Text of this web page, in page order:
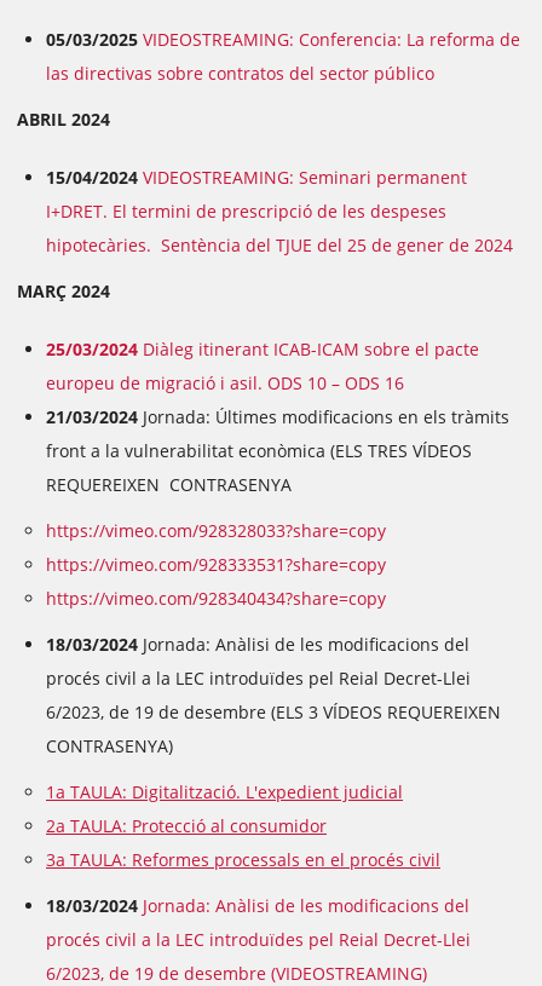
05/03/2025 VIDEOSTREAMING: Conferencia: La reforma de
las directivas sobre contratos del sector público
ABRIL 2024
15/04/2024 VIDEOSTREAMING: Seminari permanent
I+DRET. El termini de prescripció de les despeses
hipotecàries. Sentència del TJUE del 25 de gener de 2024
MARÇ 2024
25/03/2024 Diàleg itinerant ICAB-ICAM sobre el pacte
europeu de migració i asil. ODS 10 – ODS 16
21/03/2024 Jornada: Últimes modificacions en els tràmits
front a la vulnerabilitat econòmica (ELS TRES VÍDEOS
REQUEREIXEN CONTRASENYA
https://vimeo.com/928328033?share=copy
https://vimeo.com/928333531?share=copy
https://vimeo.com/928340434?share=copy
18/03/2024 Jornada: Anàlisi de les modificacions del
procés civil a la LEC introduïdes pel Reial Decret-Llei
6/2023, de 19 de desembre (ELS 3 VÍDEOS REQUEREIXEN
CONTRASENYA)
1a TAULA: Digitalització. L'expedient judicial
2a TAULA: Protecció al consumidor
3a TAULA: Reformes processals en el procés civil
18/03/2024 Jornada: Anàlisi de les modificacions del
procés civil a la LEC introduïdes pel Reial Decret-Llei
6/2023, de 19 de desembre (VIDEOSTREAMING)